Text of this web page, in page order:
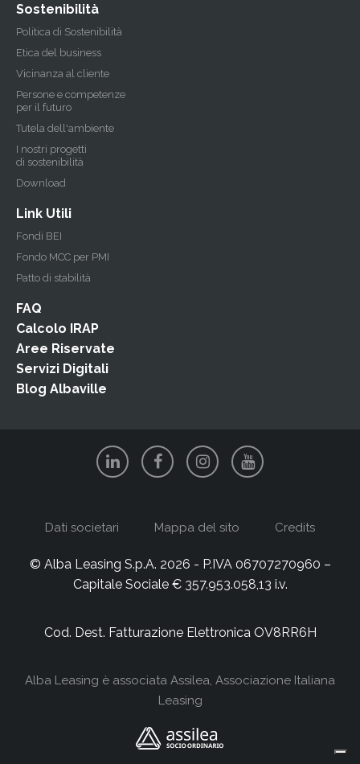
Sostenibilità
Politica di Sostenibilità
Etica del business
Vicinanza al cliente
Persone e competenze
per il futuro
Tutela dell'ambiente
I nostri progetti
di sostenibilità
Download
Link Utili
Fondi BEI
Fondo MCC per PMI
Patto di stabilità
FAQ
Calcolo IRAP
Aree Riservate
Servizi Digitali
Blog Albaville
Dati societari Mappa del sito Credits
© Alba Leasing S.p.A. 2026 - P.IVA 06707270960 –
Capitale Sociale € 357.953.058,13 i.v.
Cod. Dest. Fatturazione Elettronica OV8RR6H
Alba Leasing è associata Assilea, Associazione Italiana
Leasing